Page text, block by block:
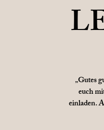
„Gutes
euch
einladen.